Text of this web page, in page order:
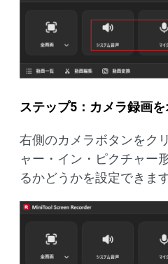
ステップ5：カメラ録画
右側のカメラボタンをク
ャー・イン・ピクチャー
るかどうかを設定できます